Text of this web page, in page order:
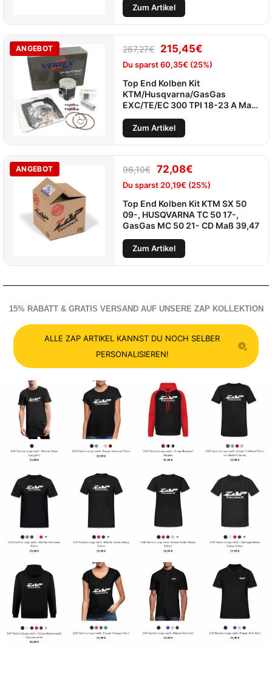
Zum Artikel
ANGEBOT 287,27€ 215,45€
Du sparst60,35€ (25%)
Top End Kolben Kit
KTM/Husqvarna/GasGas
EXC/TE/EC 300 TPI 18-23 A Maß
71,92
Zum Artikel
ANGEBOT 96,10€ 72,08€
Du sparst20,19€ (25%)
Top End Kolben Kit KTM SX 50
09-, HUSQVARNA TC 50 17-,
GasGas MC 50 21- CD Maß 39,47
Zum Artikel
15% RABATT & GRATIS VERSAND AUF UNSERE ZAP KOLLEKTION
ALLE ZAP ARTIKEL KANNST DU NOCH SELBER
PERSONALISIEREN!